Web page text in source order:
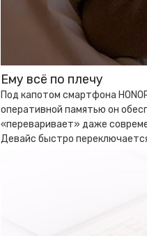
Ему всё по плечу
Под капотом смартфона
оперативной памятью он
«переваривает» даже
Девайс быстро